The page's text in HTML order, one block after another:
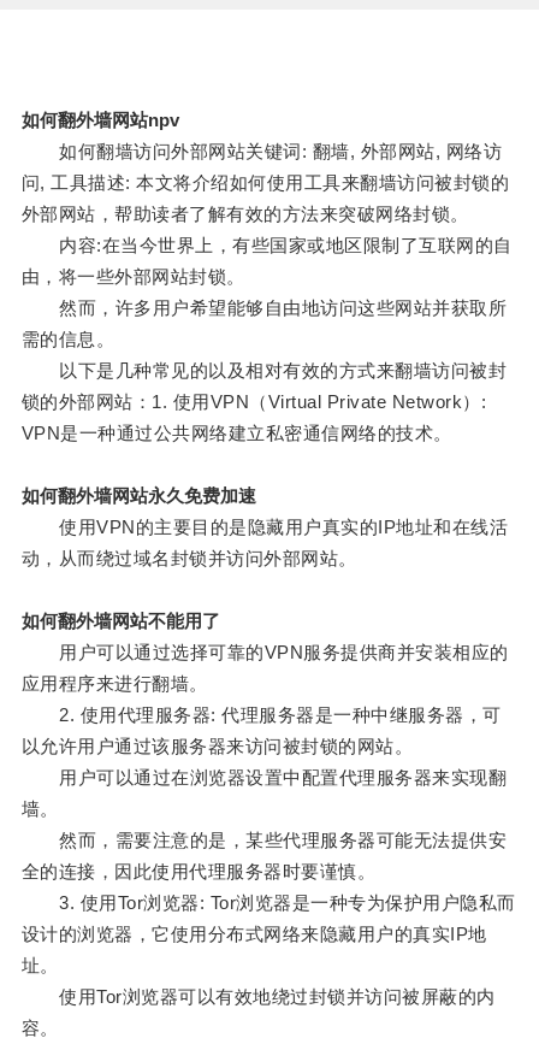
如何翻外墙网站npv
如何翻墙访问外部网站关键词: 翻墙, 外部网站, 网络访
问, 工具描述: 本文将介绍如何使用工具来翻墙访问被封锁的
外部网站，帮助读者了解有效的方法来突破网络封锁。
内容:在当今世界上，有些国家或地区限制了互联网的自
由，将一些外部网站封锁。
然而，许多用户希望能够自由地访问这些网站并获取所
需的信息。
以下是几种常见的以及相对有效的方式来翻墙访问被封
锁的外部网站：1. 使用VPN（Virtual Private Network）:
VPN是一种通过公共网络建立私密通信网络的技术。
如何翻外墙网站永久免费加速
使用VPN的主要目的是隐藏用户真实的IP地址和在线活
动，从而绕过域名封锁并访问外部网站。
如何翻外墙网站不能用了
用户可以通过选择可靠的VPN服务提供商并安装相应的
应用程序来进行翻墙。
2. 使用代理服务器: 代理服务器是一种中继服务器，可
以允许用户通过该服务器来访问被封锁的网站。
用户可以通过在浏览器设置中配置代理服务器来实现翻
墙。
然而，需要注意的是，某些代理服务器可能无法提供安
全的连接，因此使用代理服务器时要谨慎。
3. 使用Tor浏览器: Tor浏览器是一种专为保护用户隐私而
设计的浏览器，它使用分布式网络来隐藏用户的真实IP地
址。
使用Tor浏览器可以有效地绕过封锁并访问被屏蔽的内
容。